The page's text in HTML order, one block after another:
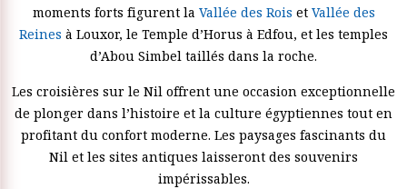
moments forts figurent la Vallée des Rois et Vallée des
Reines à Louxor, le Temple d’Horus à Edfou, et les temples
d’Abou Simbel taillés dans la roche.
Les croisières sur le Nil offrent une occasion exceptionnelle
de plonger dans l’histoire et la culture égyptiennes tout en
profitant du confort moderne. Les paysages fascinants du
Nil et les sites antiques laisseront des souvenirs
impérissables.